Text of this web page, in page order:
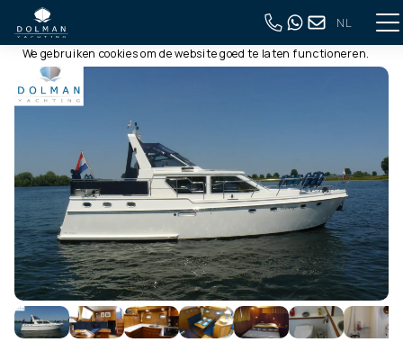
NL
Terug naar volledig overzicht
Deze website gebruikt cookies
We gebruiken cookies om de website goed te laten functioneren.
Meer informatie is beschikbaar in onzeprivacyverklaring. Door
op accepteren te klikken, geef je aan hiermee akkoord te gaan.